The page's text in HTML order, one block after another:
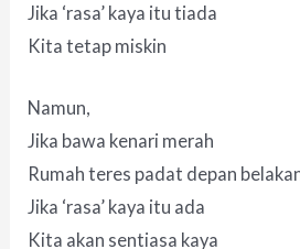
Jika ‘rasa’ kaya itu tiada
Kita tetap miskin
Namun,
Jika bawa kenari merah
Rumah teres padat depan
Jika ‘rasa’ kaya itu ada
Kita akan sentiasa kaya